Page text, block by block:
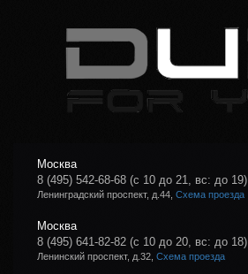
Москва
8 (495) 542-68-68 (с 10 до 21, вс: до 19)
Ленинградский проспект, д.44, Схема проезда
Москва
8 (495) 641-82-82 (с 10 до 20, вс: до 18)
Ленинский проспект, д.32, Схема проезда